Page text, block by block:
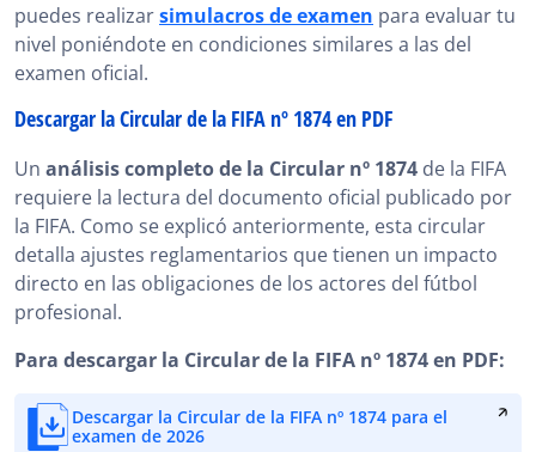
puedes realizarsimulacros de examen para evaluar tu
nivel poniéndote en condiciones similares a las del
examen oficial.
Descargar la Circular de la FIFA nº 1874 en PDF
Un análisis completo de la Circular nº 1874 de la FIFA
requiere la lectura del documento oficial publicado por
la FIFA. Como se explicó anteriormente, esta circular
detalla ajustes reglamentarios que tienen un impacto
directo en las obligaciones de los actores del fútbol
profesional.
Para descargar la Circular de la FIFA nº 1874 en PDF:
Descargar la Circular de la FIFA nº 1874 para el
examen de 2026